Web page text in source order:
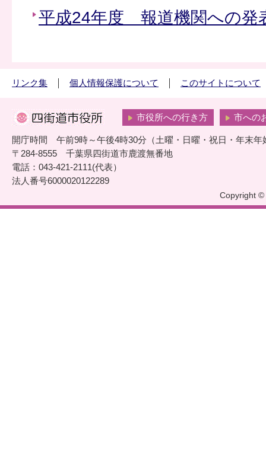
平成24年度 報道機関への発
リンク集 個人情報保護について このサイトについて
市役所への行き方 市への
開庁時間 午前9時～午後4時30分（土曜・日曜・祝日・年末年
〒284-8555 千葉県四街道市鹿渡無番地
電話：043-421-2111(代表）
法人番号6000020122289
Copyright ©